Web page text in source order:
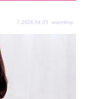
2026.04.05 auemknp